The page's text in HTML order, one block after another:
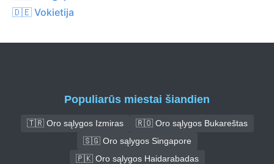
🇩🇪 Vokietija
Populiarūs miestai šiandien
🇹🇷 Oro sąlygos Izmiras
🇷🇴 Oro sąlygos Bukareštas
🇸🇬 Oro sąlygos Singapore
🇵🇰 Oro sąlygos Haidarabadas